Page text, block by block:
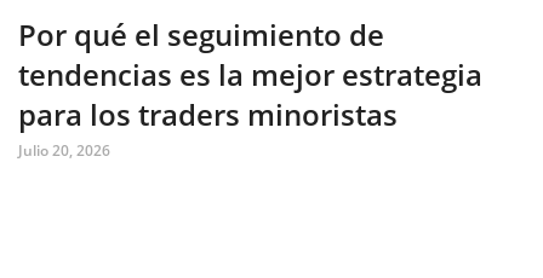
Por qué el seguimiento de
tendencias es la mejor estrategia
para los traders minoristas
Julio 20, 2026